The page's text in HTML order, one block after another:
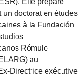
Elle prépare
un doctorat en études
à la Fundación
Rómulo
au
Directrice exécutive